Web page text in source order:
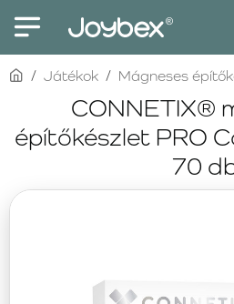
CONNETIX®
építőkészlet PRO
70
homeJátékok Mágneses